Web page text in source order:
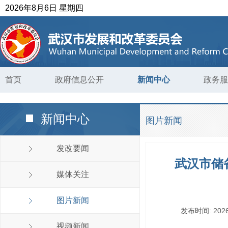
2026年8月6日 星期四
首页 政府信息公开 新闻中心 政务
新闻中心
发改要闻
媒体关注
图片新闻
视频新闻
图片新闻
武汉市储
发布时间: